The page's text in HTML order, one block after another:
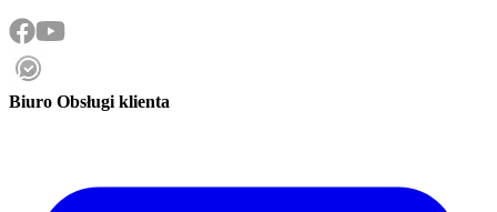
Biuro Obsługi klienta